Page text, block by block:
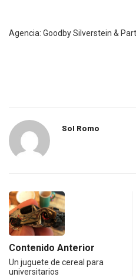
Agencia: Goodby Silverstein &
Sol Romo
Contenido Anterior
Un juguete de cereal para
universitarios